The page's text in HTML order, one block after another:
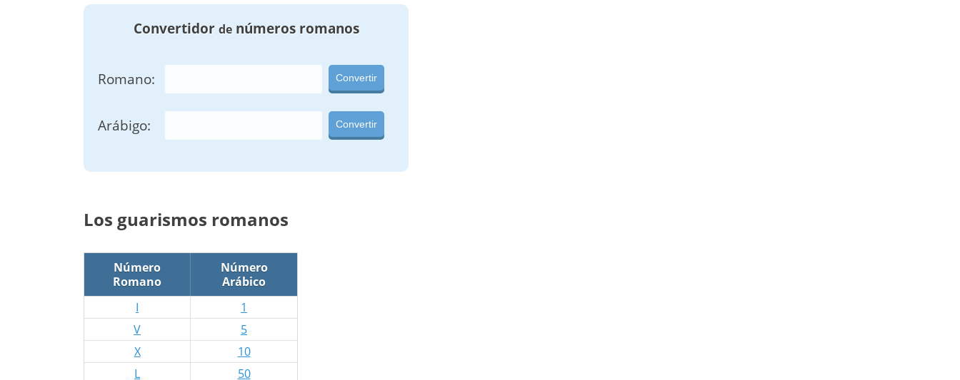
Convertidor denúmeros romanos
Romano: Convertir
Arábigo: Convertir
Los guarismos romanos
Número
Romano
Número
Arábico
I
1
V
5
X
10
L
50